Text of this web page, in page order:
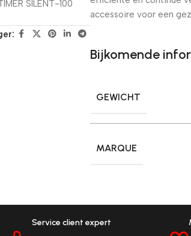
SILENT-100
accessoire voor een
Bijkomende
GEWICHT
MARQUE
Service client expert